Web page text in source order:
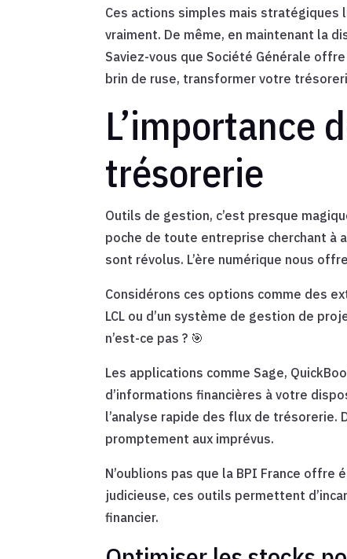
Ces actions simples mais
vraiment. De même, en maintenant la
Saviez-vous que Société Générale
brin de ruse, transformer votre
L’importance
trésorerie
Outils de gestion, c’est presque
poche de toute entreprise cherchant à
sont révolus. L’ère numérique nous
Considérons ces options comme des
LCL ou d’un système de gestion de
n’est-ce pas ? 🎯
Les applications comme Sage,
d’informations financières à votre
l’analyse rapide des flux de
promptement aux imprévus.
N’oublions pas que la BPI France
judicieuse, ces outils permettent
financier.